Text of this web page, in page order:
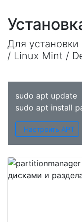
Для установки
/ Linux Mint /
sudo apt update
sudo apt install
Настроить APT